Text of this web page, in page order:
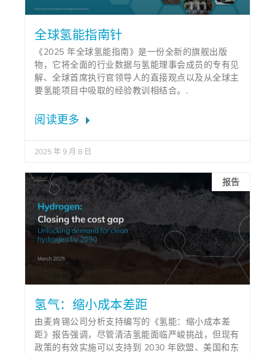
全球氢能指南针
《2025 年全球氢能指南》是一份全新的旗舰出版
物，它将全面的行业数据与氢能理事会成员的专有见
解、全球首席执行官领导人的直接观点以及从全球主
要氢能项目中吸取的经验教训相结合。.
阅读更多
2025 年 9 月 8 日
报告
氢气：缩小成本差距
由麦肯锡公司分析支持编写的《氢能：缩小成本差
距》报告强调，尽管清洁氢能面临严峻挑战，但现有
政策的有效实施可以支持到 2030 年欧盟、美国和东